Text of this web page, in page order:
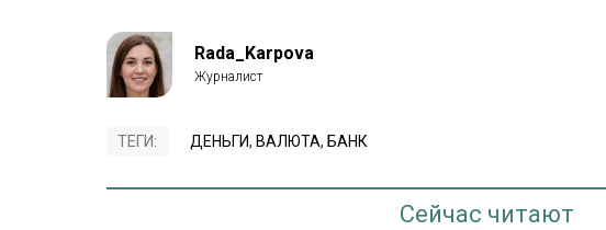
Rada_Karpova
ТЕГИ: ДЕНЬГИ, ВАЛЮТА, БАНК
Сейчас читают